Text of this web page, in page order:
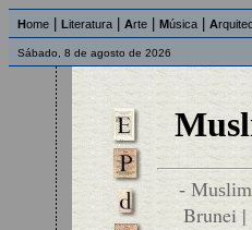
Home Literatura Arte Música A
Sábado, 8 de agosto de 2026
- Muslim
Brunei |